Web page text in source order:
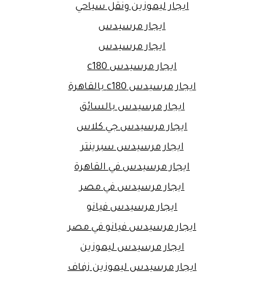
ايجار ليموزين ونقل سياحي
ايجار مرسيدس
ايجار مرسيدس
ايجار مرسيدس c180
ايجار مرسيدس c180 بالقاهرة
ايجار مرسيدس بالسائق
ايجار مرسيدس جي كلاس
ايجار مرسيدس سبرينتر
ايجار مرسيدس في القاهرة
ايجار مرسيدس في مصر
ايجار مرسيدس فيانو
ايجار مرسيدس فيانو في مصر
ايجار مرسيدس ليموزين
ايجار مرسيدس ليموزين زفاف